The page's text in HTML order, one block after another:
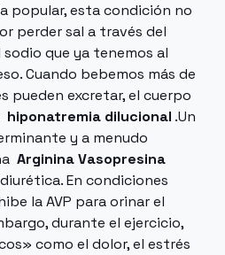
popular, esta condición no
perder sal a través del
que ya tenemos al
Cuando bebemos más de
pueden excretar, el cuerpo
hiponatremia dilucional .Un
y a menudo
Arginina Vasopresina
En condiciones
la AVP para orinar el
durante el ejercicio,
como el dolor, el estrés